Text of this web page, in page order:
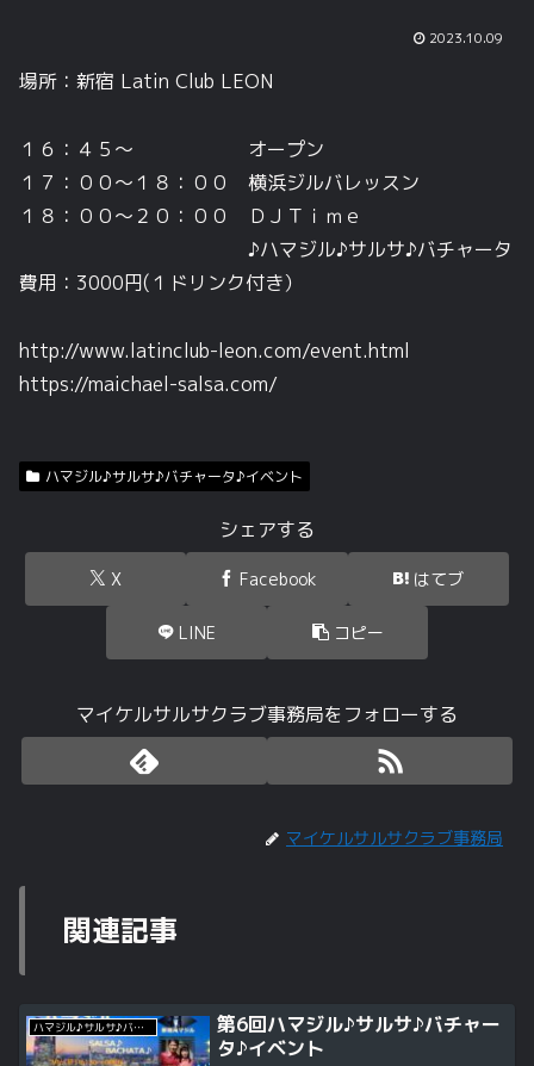
2023.10.09
場所：新宿 Latin Club LEON
１６：４５～ オープン
１７：００～１８：００ 横浜ジルバレッスン
１８：００～２０：００ ＤＪＴｉｍｅ
♪ハマジル♪サルサ♪バチャータ
費用：3000円(１ドリンク付き）
http://www.latinclub-leon.com/event.html
https://maichael-salsa.com/
ハマジル♪サルサ♪バチャータ♪イベント
シェアする
X Facebook はてブ
LINE コピー
マイケルサルサクラブ事務局をフォローする
マイケルサルサクラブ事務局
関連記事
ハマジル♪サルサ♪バチャータ♪イベント
第6回ハマジル♪サルサ♪バチャー
タ♪イベント